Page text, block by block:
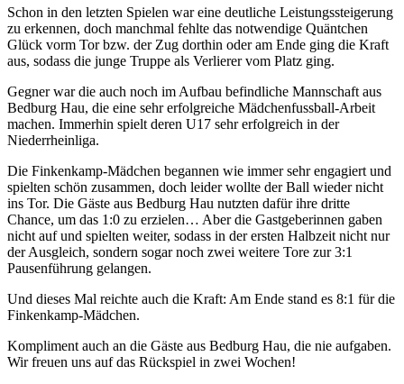
Schon in den letzten Spielen war eine deutliche Leistungssteigerung
zu erkennen, doch manchmal fehlte das notwendige Quäntchen
Glück vorm Tor bzw. der Zug dorthin oder am Ende ging die Kraft
aus, sodass die junge Truppe als Verlierer vom Platz ging.
Gegner war die auch noch im Aufbau befindliche Mannschaft aus
Bedburg Hau, die eine sehr erfolgreiche Mädchenfussball-Arbeit
machen. Immerhin spielt deren U17 sehr erfolgreich in der
Niederrheinliga.
Die Finkenkamp-Mädchen begannen wie immer sehr engagiert und
spielten schön zusammen, doch leider wollte der Ball wieder nicht
ins Tor. Die Gäste aus Bedburg Hau nutzten dafür ihre dritte
Chance, um das 1:0 zu erzielen… Aber die Gastgeberinnen gaben
nicht auf und spielten weiter, sodass in der ersten Halbzeit nicht nur
der Ausgleich, sondern sogar noch zwei weitere Tore zur 3:1
Pausenführung gelangen.
Und dieses Mal reichte auch die Kraft: Am Ende stand es 8:1 für die
Finkenkamp-Mädchen.
Kompliment auch an die Gäste aus Bedburg Hau, die nie aufgaben.
Wir freuen uns auf das Rückspiel in zwei Wochen!